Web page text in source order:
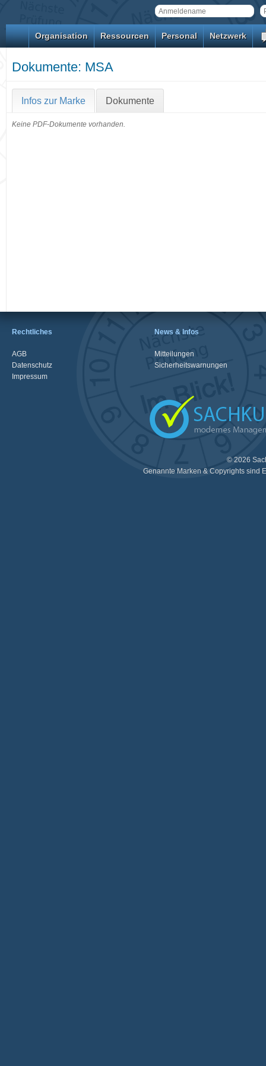
Organisation Ressourcen Personal Netzwerk
Dokumente: MSA
Infos zur Marke Dokumente
Keine PDF-Dokumente vorhanden.
Rechtliches
AGB
Datenschutz
Impressum
News & Infos
Mitteilungen
Sicherheitswarnungen
© 2026
Genannte Marken & Copyrights sind